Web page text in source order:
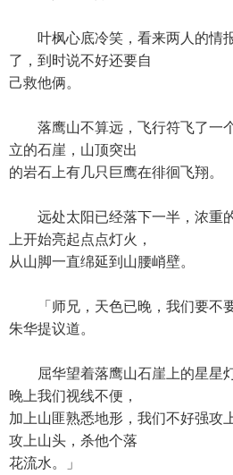
叶枫心底冷笑，看来两人的情
了，到时说不好还要自
己救他俩。
落鹰山不算远，飞行符飞了一
立的石崖，山顶突出
的岩石上有几只巨鹰在徘徊飞翔。
远处太阳已经落下一半，浓重
上开始亮起点点灯火，
从山脚一直绵延到山腰峭壁。
「师兄，天色已晚，我们要不要
朱华提议道。
屈华望着落鹰山石崖上的星星灯
晚上我们视线不便，
加上山匪熟悉地形，我们不好强攻
攻上山头，杀他个落
花流水。」